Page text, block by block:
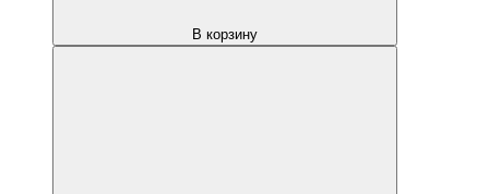
В корзину